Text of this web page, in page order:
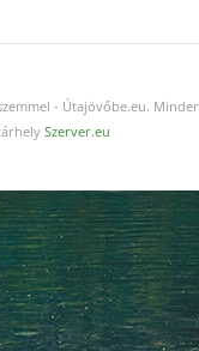
- Útajövőbe.eu.
Szerver.eu